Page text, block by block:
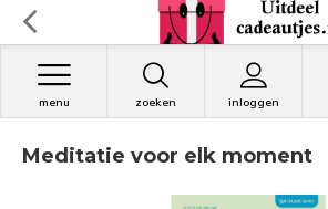
zoeken inloggen
menu
Meditatie voor elk moment